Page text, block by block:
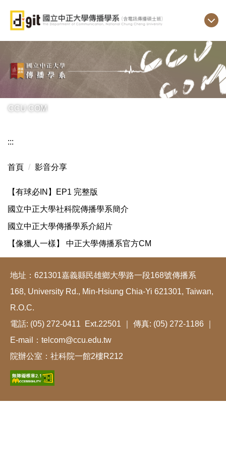
主
區
CCU COM
:::
首頁 影音分享
【有球必IN】EP1 完整版
國立中正大學社科院傳播學系簡介
國立中正大學傳播學系介紹片
【像獵人一樣】 中正大學傳播系官方CM
地址：621301嘉義縣民雄鄉大學路一段168號傳播系
168, University Rd., Min-Hsiung Chia-Yi 621301, Taiwan,
R.O.C.
電話: (05) 272-0411 Ext.22501 ｜ 傳真: (05) 272-1186 ｜
E-mail：telcom@ccu.edu.tw
院辦公室：社科院一館2樓R212